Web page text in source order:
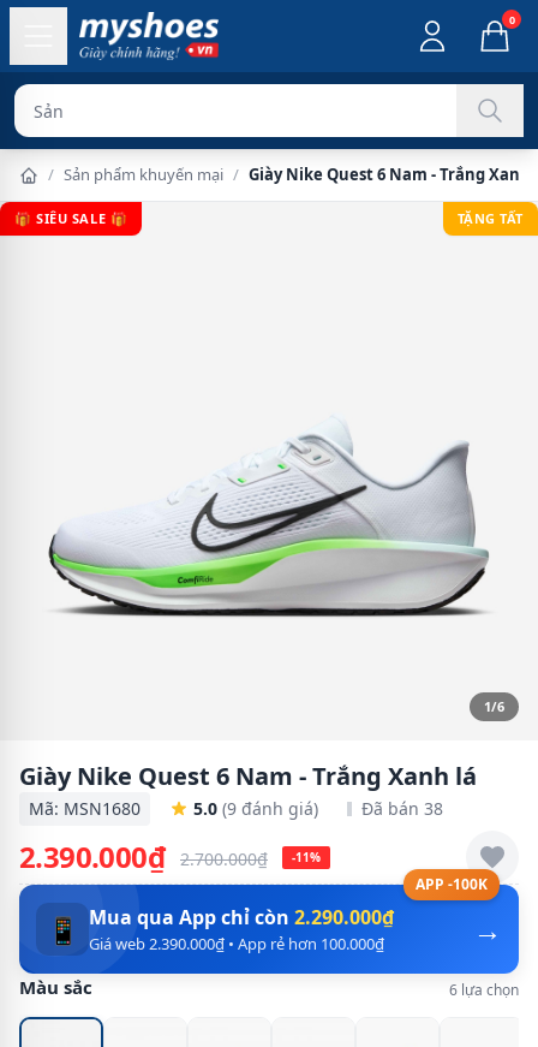
0
Sản phẩm chính
/ Sản phẩm khuyến mại / Giày Nike Quest 6 Nam - Trắng Xanh
🎁 SIÊU SALE 🎁 TẶNG TẤT
1/6
Giày Nike Quest 6 Nam - Trắng Xanh lá
Mã: MSN1680 5.0 (9 đánh giá) Đã bán 38
2.390.000₫ 2.700.000₫ -11%
APP -100K
→
📱 Mua qua App chỉ còn 2.290.000₫
Giá web 2.390.000₫ • App rẻ hơn 100.000₫
Màu sắc 6 lựa chọn